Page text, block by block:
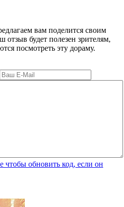
вам поделится своим
будет полезен зрителям,
посмотреть эту дораму.